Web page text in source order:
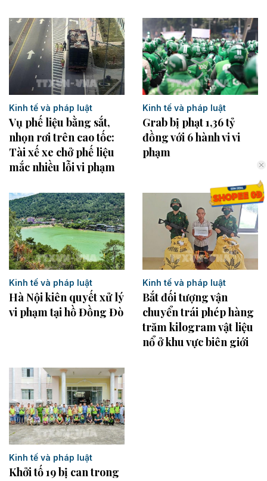
Kinh tế và pháp luật
Vụ phế liệu bằng sắt,
nhọn rơi trên cao tốc:
Tài xế xe chở phế liệu
mắc nhiều lỗi vi phạm
Kinh tế và pháp luật
Grab bị phạt 1,36 tỷ
đồng với 6 hành vi vi
phạm
Kinh tế và pháp luật
Hà Nội kiên quyết xử lý
vi phạm tại hồ Đồng Đò
Kinh tế và pháp luật
Bắt đối tượng vận
chuyển trái phép hàng
trăm kilogram vật liệu
nổ ở khu vực biên giới
Kinh tế và pháp luật
Khởi tố 19 bị can trong